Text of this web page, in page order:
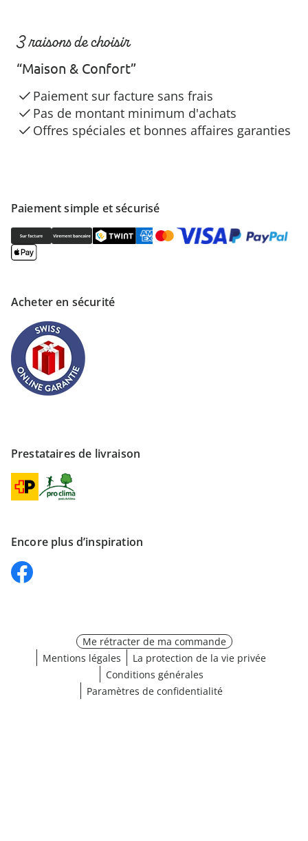
Paiement simple et sécurisé
Acheter en sécurité
Prestataires de livraison
Encore plus d’inspiration
3 raisons de choisir
“Maison & Confort”
Paiement sur facture sans frais
Pas de montant minimum d'achats
Offres spéciales et bonnes affaires garanties
Me rétracter de ma commande
Mentions légales
La protection de la vie privée
Conditions générales
Paramètres de confidentialité